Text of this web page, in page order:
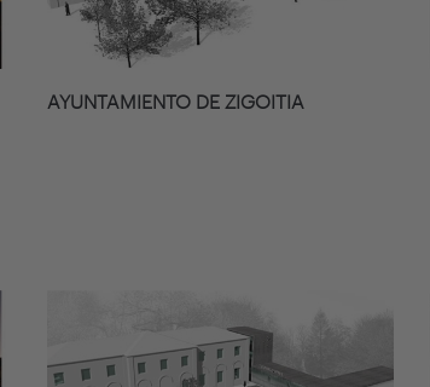
AYUNTAMIENTO DE ZIGOITIA